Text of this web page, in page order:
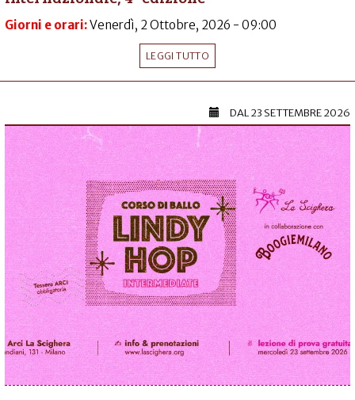
Giorni e orari:Venerdì, 2 Ottobre, 2026 - 09:00
LEGGI TUTTO
DAL23 SETTEMBRE 2026